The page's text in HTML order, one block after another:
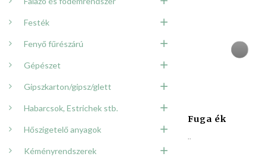
Festék
Fenyő fűrészárú
Gépészet
Gipszkarton/gipsz/glett
Habarcsok, Estrichek stb.
Hőszigetelő anyagok
Kéményrendszerek
Fuga ék
..